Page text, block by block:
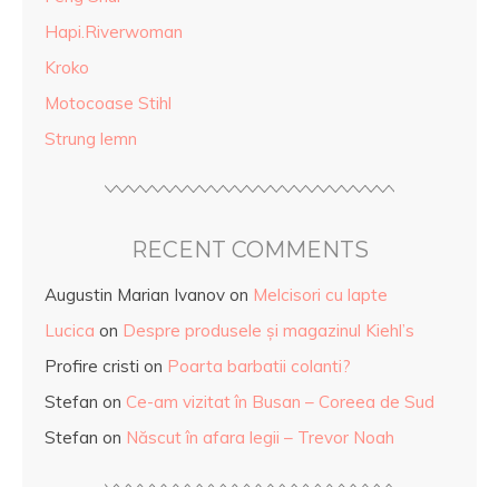
Hapi.Riverwoman
Kroko
Motocoase Stihl
Strung lemn
RECENT COMMENTS
Augustin Marian Ivanov on Melcisori cu lapte
Lucica on Despre produsele și magazinul Kiehl’s
Profire cristi on Poarta barbatii colanti?
Stefan on Ce-am vizitat în Busan – Coreea de Sud
Stefan on Născut în afara legii – Trevor Noah